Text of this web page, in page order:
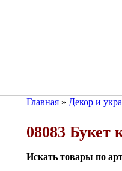
Главная » Декор и
08083
Искать товары по